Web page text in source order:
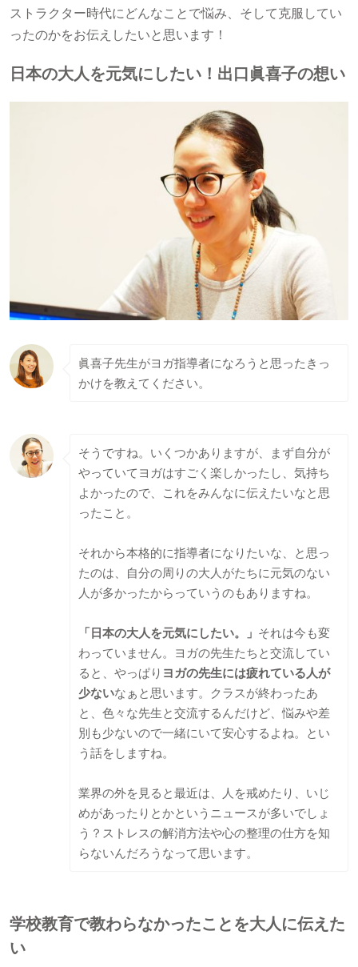
ストラクター時代にどんなことで悩み、そして克服してい
ったのかをお伝えしたいと思います！
日本の大人を元気にしたい！出口眞喜子の想い
眞喜子先生がヨガ指導者になろうと思ったきっ
かけを教えてください。
そうですね。いくつかありますが、まず自分が
やっていてヨガはすごく楽しかったし、気持ち
よかったので、これをみんなに伝えたいなと思
ったこと。
それから本格的に指導者になりたいな、と思っ
たのは、自分の周りの大人がたちに元気のない
人が多かったからっていうのもありますね。
「日本の大人を元気にしたい。」 それは今も変
わっていません。ヨガの先生たちと交流してい
ると、やっぱり ヨガの先生には疲れている人が
少ないなぁと思います。クラスが終わったあ
と、色々な先生と交流するんだけど、悩みや差
別も少ないので一緒にいて安心するよね。とい
う話をしますね。
業界の外を見ると最近は、人を戒めたり、いじ
めがあったりとかというニュースが多いでしょ
う？ストレスの解消方法や心の整理の仕方を知
らないんだろうなって思います。
学校教育で教わらなかったことを大人に伝えた
い